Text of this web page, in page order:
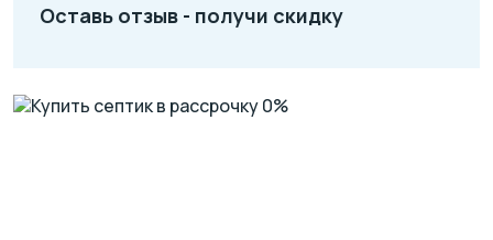
Оставь отзыв - получи скидку